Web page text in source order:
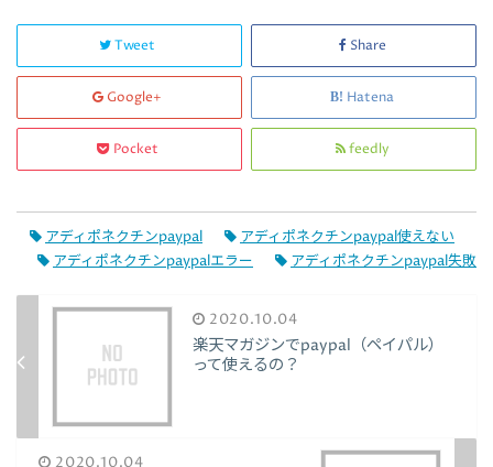
Tweet Share
Google+ Hatena
Pocket feedly
アディポネクチンpaypal
アディポネクチンpaypal使えない
アディポネクチンpaypalエラー
アディポネクチンpaypal失敗
2020.10.04
楽天マガジンでpaypal（ペイパル）
って使えるの？
2020.10.04